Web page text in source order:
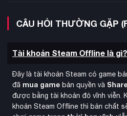
sở hữu đất đai khác. Người chơi có
chế hành chính.
CÂU HỎI THƯỜNG GẶP
Tài khoản Steam Offline là gì?
Đây là tài khoản Steam có game
đã mua game bản quyền và
được bằng tài khoản đó vĩnh viễn.
khoản Steam Offline thì bản chất